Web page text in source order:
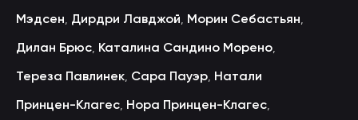
Мэдсен Дирдри Лавджой Морин Себастьян
Дилан Брюс Каталина Сандино Морено
Тереза Павлинек Сара Пауэр Натали
Принцен-Клагес Нора Принцен-Клагес